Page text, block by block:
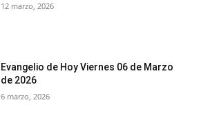
12 marzo, 2026
Evangelio de Hoy Viernes 06 de Marzo
de 2026
6 marzo, 2026